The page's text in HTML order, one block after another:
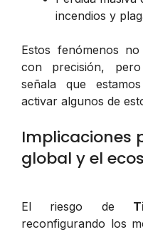
incendios y
Estos fenómenos
con precisión,
señala que
activar algunos de
Implicaciones
global y el
El riesgo de
reconfigurando los